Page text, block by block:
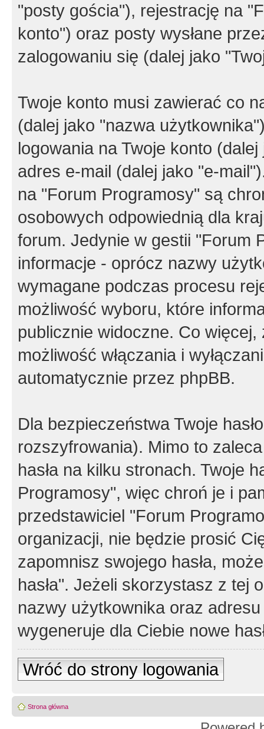
"posty gościa"), rejestrację na
konto") oraz posty wysłane
zalogowaniu się (dalej jako
Twoje konto musi zawierać co
(dalej jako "nazwa
logowania na Twoje konto
adres e-mail (dalej jako "e-
na "Forum Programosy" są
osobowych odpowiednią dla
forum. Jedynie w gestii "Forum
informacje - oprócz nazwy
wymagane podczas procesu
możliwość wyboru, które
publicznie widoczne. Co
możliwość włączania i
automatycznie przez phpBB.
Dla bezpieczeństwa Twoje
rozszyfrowania). Mimo to
hasła na kilku stronach. Twoje
Programosy", więc chroń je i
przedstawiciel "Forum
organizacji, nie będzie prosić
zapomnisz swojego hasła,
hasła". Jeżeli skorzystasz z tej
nazwy użytkownika oraz
wygeneruje dla Ciebie nowe
Wróć do strony logowania
Strona główna